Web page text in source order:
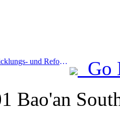
Prev:Die Nationale Entwicklungs- und Reformkommission hat die erste Charge von 49 hochwertigen Outdoor-Sportzielen veröffentlicht
Go
Bao'an